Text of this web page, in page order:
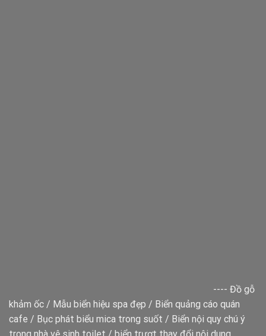
---- Đồ gỗ
khảm ốc / Mẫu biển hiệu spa đẹp / Biển quảng cáo quán
cafe / Bục phát biểu mica trong suốt / Biển nội quy chú ý